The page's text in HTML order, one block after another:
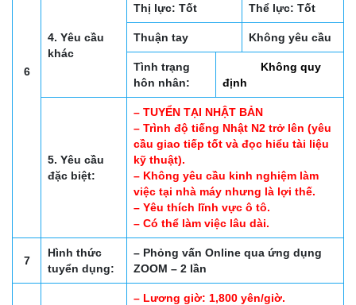
6
4. Yêu cầu
khác
Thị lực: Tốt Thể lực: Tốt
Thuận tay Không yêu cầu
Tình trạng
hôn nhân:
Không quy
định
5. Yêu cầu
đặc biệt:
– TUYỂN TẠI NHẬT BẢN
– Trình độ tiếng Nhật N2 trở lên (yêu
cầu giao tiếp tốt và đọc hiểu tài liệu
kỹ thuật).
– Không yêu cầu kinh nghiệm làm
việc tại nhà máy nhưng là lợi thế.
– Yêu thích lĩnh vực ô tô.
– Có thể làm việc lâu dài.
7
Hình thức
tuyển dụng:
– Phỏng vấn Online qua ứng dụng
ZOOM – 2 lần
– Lương giờ: 1,800 yên/giờ.